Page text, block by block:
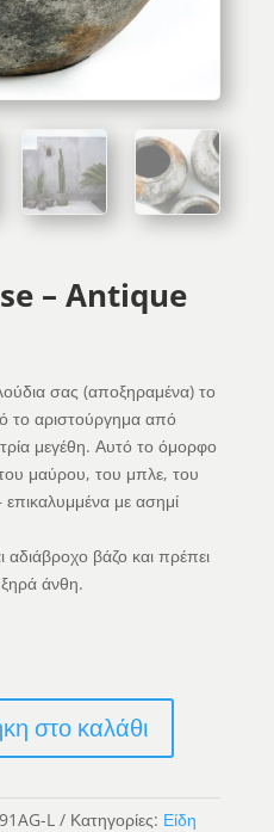
– Antique
σας (αποξηραμένα) το
το αριστούργημα από
μεγέθη. Αυτό το όμορφο
μαύρου, του μπλε, του
επικαλυμμένα με ασημί
αδιάβροχο βάζο και πρέπει
ξηρά άνθη.
στο καλάθι
L Κατηγορίες: Είδη